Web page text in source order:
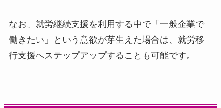
なお、就労継続支援を利用する中で「一般企業で
働きたい」という意欲が芽生えた場合は、就労移
行支援へステップアップすることも可能です。